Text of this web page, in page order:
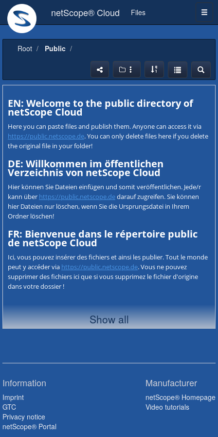
netScope® Cloud Files
Root Public
EN: Welcome to the public directory of
netScope Cloud
Here you can paste files and publish them. Anyone can access it via
https://public.netscope.de. You can only delete files here if you delete
the original file in your folder!
DE: Willkommen im öffentlichen
Verzeichnis von netScope Cloud
Hier können Sie Dateien einfügen und somit veröffentlichen. Jede/r
kann über https://public.netscope.dedarauf zugreifen. Sie können
hier Dateien nur löschen, wenn Sie die Ursprungsdatei in Ihrem
Ordner löschen!
FR: Bienvenue dans le répertoire public
de netScope Cloud
Ici, vous pouvez insérer des fichiers et ainsi les publier. Tout le monde
peut y accéder via https://public.netscope.de. Vous ne pouvez
supprimer des fichiers ici que si vous supprimez le fichier d'origine
dans votre dossier !
Show all
Delete virtual
Delete virtual and physical
Information
Imprint
GTC
Privacy notice
netScope® Portal
Manufacturer
netScope® Homepage
Video tutorials